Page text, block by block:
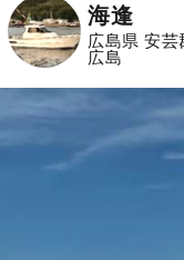
海逢
広島県 安芸
広島